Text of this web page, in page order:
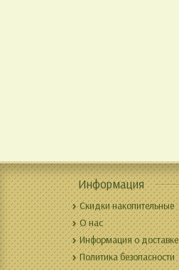
Информация
Скидки накопительные
О нас
Информация о доставке
Политика безопасности